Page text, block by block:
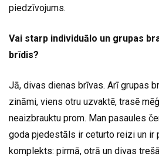
piedzīvojums.
Vai starp individuālo un grupas
brīdis?
Jā, divas dienas brīvas. Arī grupas
zināmi, viens otru uzvaktē, trasē
neaizbrauktu prom. Man pasaules
goda pjedestāls ir ceturto reizi un ir
komplekts: pirmā, otrā un divas